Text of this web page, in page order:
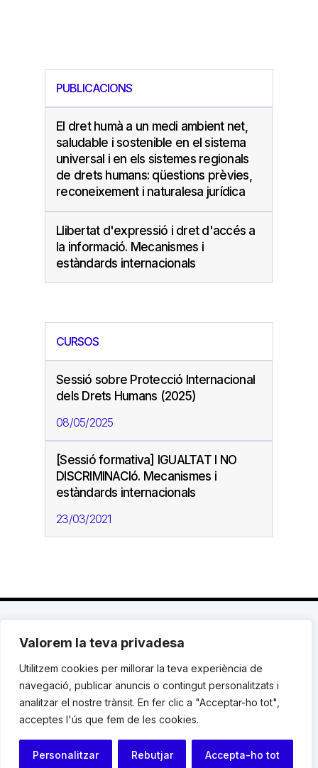
Valorem la teva privadesa
Utilitzem cookies per millorar la teva experiència de
navegació, publicar anuncis o contingut personalitzats i
analitzar el nostre trànsit. En fer clic a "Acceptar-ho tot",
acceptes l'ús que fem de les cookies.
Personalitzar Rebutjar Accepta-ho tot
PUBLICACIONS
El dret humà a un medi ambient net,
saludable i sostenible en el sistema
universal i en els sistemes regionals
de drets humans: qüestions prèvies,
reconeixement i naturalesa jurídica
Llibertat d'expressió i dret d'accés a
la informació. Mecanismes i
estàndards internacionals
CURSOS
Sessió sobre Protecció Internacional
dels Drets Humans (2025)
08/05/2025
[Sessió formativa] IGUALTAT I NO
DISCRIMINACIó. Mecanismes i
estàndards internacionals
23/03/2021
C. Avinyó 44, 2n | 08002 Barcelona |
119 03 72|institut@idhc.org
© Institut de Drets Humans de Catalunya.
Avis legal|Cookies|Contacte